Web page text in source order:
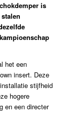
is
het een
insert. Deze
stijfheid
hogere
en een directer